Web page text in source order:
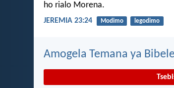
ho rialo Morena.
JEREMIA 23:24 Modimo legodimo
Amogela Temana ya